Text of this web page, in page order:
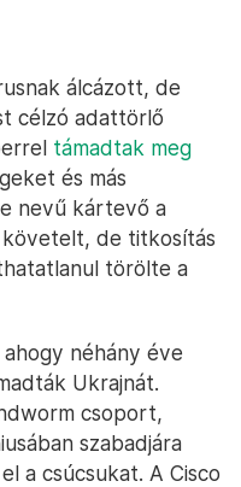
álcázott, de
célzó adattörlő
támadtak meg
és más
nevű kártevő a
de titkosítás
törölte a
néhány éve
Ukrajnát.
csoport,
szabadjára
a csúcsukat. A Cisco